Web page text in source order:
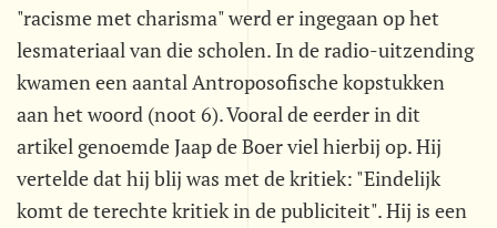
"racisme met charisma" werd er ingegaan op het
lesmateriaal van die scholen. In de radio-uitzending
kwamen een aantal Antroposofische kopstukken
aan het woord (noot 6). Vooral de eerder in dit
artikel genoemde Jaap de Boer viel hierbij op. Hij
vertelde dat hij blij was met de kritiek: "Eindelijk
komt de terechte kritiek in de publiciteit". Hij is een